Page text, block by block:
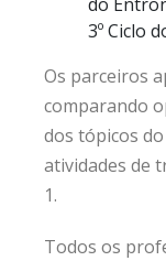
3º Ciclo
Os parceiros
comparando
dos tópicos
atividades de
1.
Todos os